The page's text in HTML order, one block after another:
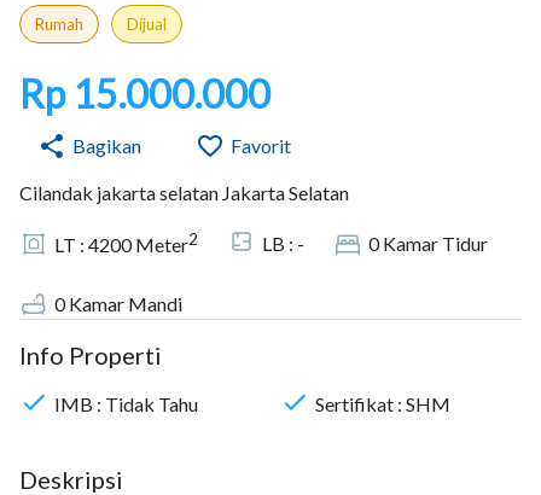
Rumah Dijual
Rp 15.000.000
Bagikan Favorit
Cilandak jakarta selatan Jakarta Selatan
LT : 4200Meter2 LB : - 0Kamar Tidur
0Kamar Mandi
Info Properti
IMB : Tidak Tahu Sertifikat : SHM
Deskripsi